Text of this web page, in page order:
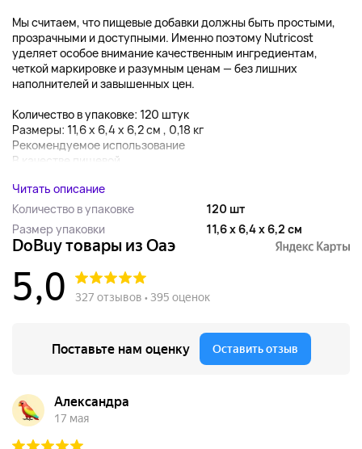
Мы считаем, что пищевые добавки должны быть простыми,
прозрачными и доступными. Именно поэтому Nutricost
уделяет особое внимание качественным ингредиентам,
четкой маркировке и разумным ценам — без лишних
наполнителей и завышенных цен.
Количество в упаковке: 120 штук
Размеры: 11,6 x 6,4 x 6,2 см , 0,18 кг
Рекомендуемое использование
В качестве пищевой...
Читать описание
Количество в упаковке
120 шт
Размер упаковки
11,6 x 6,4 x 6,2 см